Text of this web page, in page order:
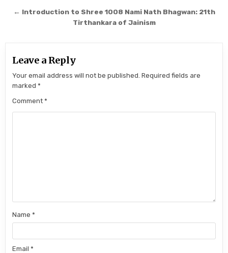
← Introduction to Shree 1008 Nami Nath Bhagwan: 21th
Tirthankara of Jainism
Leave a Reply
Your email address will not be published. Required fields are
marked*
Comment*
Name*
Email*